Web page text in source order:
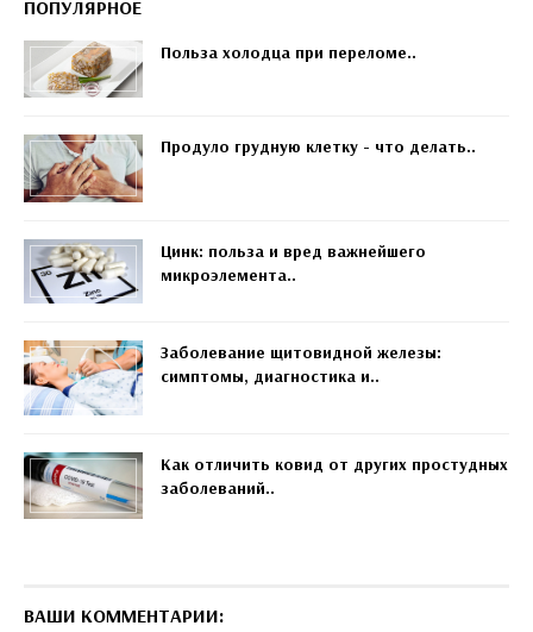
ПОПУЛЯРНОЕ
Польза холодца при переломе..
Продуло грудную клетку - что делать..
Цинк: польза и вред важнейшего
микроэлемента..
Заболевание щитовидной железы:
симптомы, диагностика и..
Как отличить ковид от других простудных
заболеваний..
ВАШИ КОММЕНТАРИИ: